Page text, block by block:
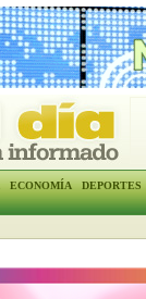
ECONOMÍA DEPORTES